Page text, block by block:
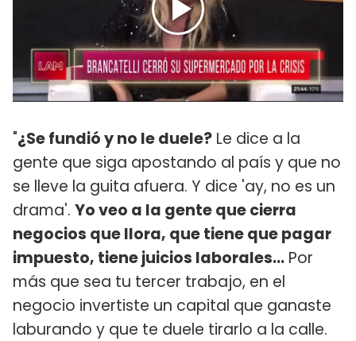
"¿Se fundió y no le duele? Le dice a la
gente que siga apostando al país y que no
se lleve la guita afuera. Y dice 'ay, no es un
drama'. Yo veo a la gente que cierra
negocios que llora, que tiene que pagar
impuesto, tiene juicios laborales... Por
más que sea tu tercer trabajo, en el
negocio invertiste un capital que ganaste
laburando y que te duele tirarlo a la calle.